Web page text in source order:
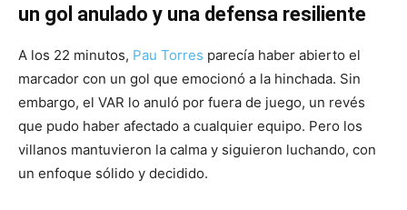
un gol anulado y una defensa resiliente
A los 22 minutos, Pau Torres parecía haber abierto el
marcador con un gol que emocionó a la hinchada. Sin
embargo, el VAR lo anuló por fuera de juego, un revés
que pudo haber afectado a cualquier equipo. Pero los
villanos mantuvieron la calma y siguieron luchando, con
un enfoque sólido y decidido.